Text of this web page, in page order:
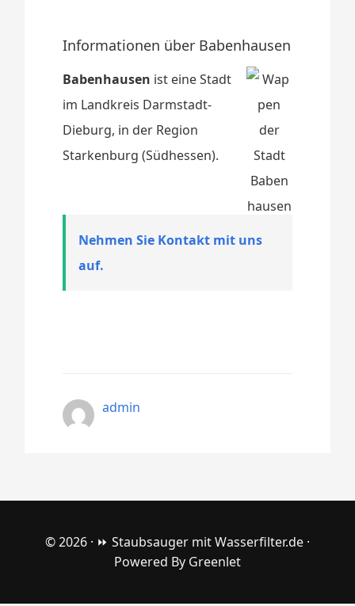
Informationen über Babenhausen
Babenhausen ist eine Stadt
im Landkreis Darmstadt-
Dieburg, in der Region
Starkenburg (Südhessen).
Nehmen Sie Kontakt mit uns
auf.
admin
© 2026 · ⏩ Staubsauger mit Wasserfilter.de ·
Powered By Greenlet